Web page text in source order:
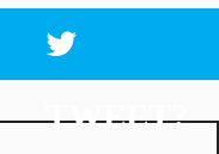
TWEET?